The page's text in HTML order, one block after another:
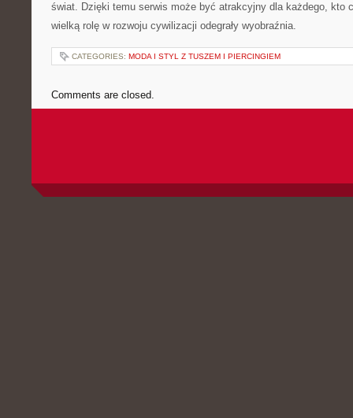
świat. Dzięki temu serwis może być atrakcyjny dla każdego, kto
wielką rolę w rozwoju cywilizacji odegrały wyobraźnia.
CATEGORIES: MODA I STYL Z TUSZEM I PIERCINGIEM
Comments are closed.